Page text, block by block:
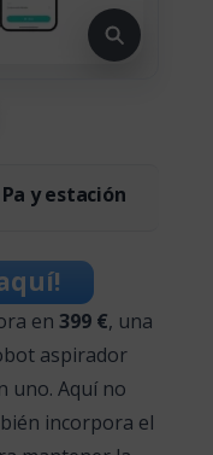
y estación
en 399 €, una
aspirador
uno. Aquí no
incorpora el